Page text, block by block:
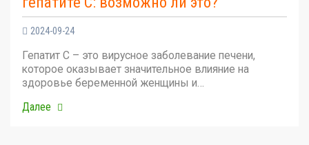
2024-09-24
Гепатит С – это вирусное заболевание печени,
которое оказывает значительное влияние на
здоровье беременной женщины и…
Далее